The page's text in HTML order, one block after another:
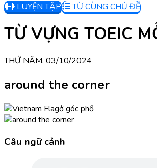
LUYỆN TẬP
TỪ CÙNG CHỦ ĐỀ
TỪ VỰNG TOEIC
THỨ NĂM, 03/10/2024
around the corner
ở góc phố
Câu ngữ cảnh